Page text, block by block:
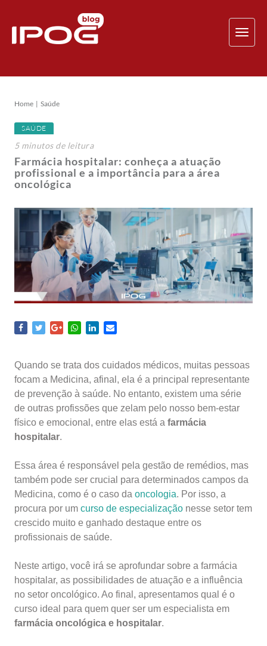
Home Saúde
SAÚDE
5 minutosde leitura
Farmácia hospitalar: conheça a atuação
profissional e a importância para a área
oncológica
Quando se trata dos cuidados médicos, muitas pessoas
focam a Medicina, afinal, ela é a principal representante
de prevenção à saúde. No entanto, existem uma série
de outras profissões que zelam pelo nosso bem-estar
físico e emocional, entre elas está a farmácia
hospitalar.
Essa área é responsável pela gestão de remédios, mas
também pode ser crucial para determinados campos da
Medicina, como é o caso da oncologia. Por isso, a
procura por um curso de especialização nesse setor tem
crescido muito e ganhado destaque entre os
profissionais de saúde.
Neste artigo, você irá se aprofundar sobre a farmácia
hospitalar, as possibilidades de atuação e a influência
no setor oncológico. Ao final, apresentamos qual é o
curso ideal para quem quer ser um especialista em
farmácia oncológica e hospitalar.